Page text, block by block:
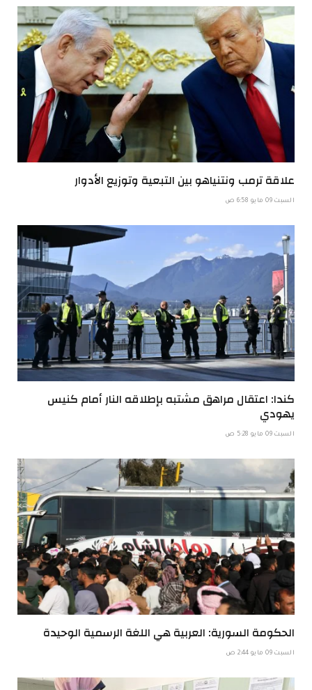
علاقة ترمب ونتنياهو بين التبعية وتوزيع الأدوار
السبت 09 مايو 6:58 ص
كندا: اعتقال مراهق مشتبه بإطلاقه النار أمام كنيس
يهودي
السبت 09 مايو 5:28 ص
الحكومة السورية: العربية هي اللغة الرسمية الوحيدة
السبت 09 مايو 2:44 ص